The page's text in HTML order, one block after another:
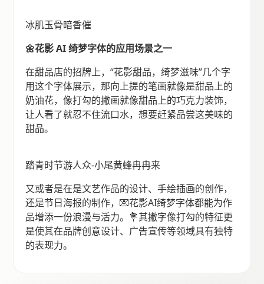
冰肌玉骨暗香催
🌼花影 AI 绮梦字体的应用场景之一
在甜品店的招牌上，“花影甜品，绮梦滋味”几个字
用这个字体展示，那向上提的笔画就像是甜品上的
奶油花，像打勾的撇画就像甜品上的巧克力装饰，
让人看了就忍不住流口水，想要赶紧品尝这美味的
甜品。
踏青时节游人众-小尾黄蜂冉冉来
又或者是在是文艺作品的设计、手绘插画的创作，
还是节日海报的制作，💌花影AI绮梦字体都能为作
品增添一份浪漫与活力。💐其撇字像打勾的特征更
是使其在品牌创意设计、广告宣传等领域具有独特
的表现力。